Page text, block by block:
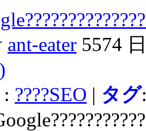
ant-eater 5574
: ????SEO | タグ